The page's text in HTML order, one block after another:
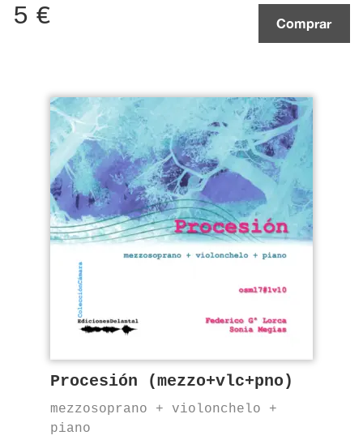
5 € Comprar
Procesión (mezzo+vlc+pno)
mezzosoprano + violonchelo +
piano